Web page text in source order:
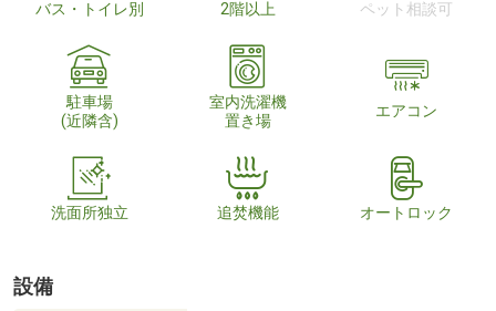
バス・トイレ別 2階以上 ペット相談可
駐車場
(近隣含)
室内洗濯機
置き場
エアコン
洗面所独立 追焚機能 オートロック
設備